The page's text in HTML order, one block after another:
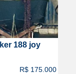
188 joy
R$ 175.000